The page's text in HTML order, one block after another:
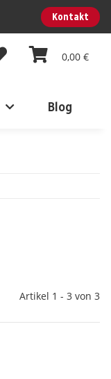
Kontakt
0,00 €
Blog
Artikel 1 - 3 von 3